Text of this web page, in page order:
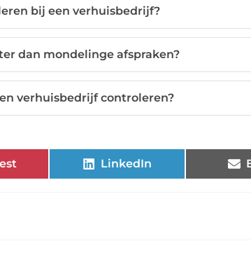
bij een verhuisbedrijf?
dan mondelinge afspraken?
verhuisbedrijf controleren?
LinkedIn